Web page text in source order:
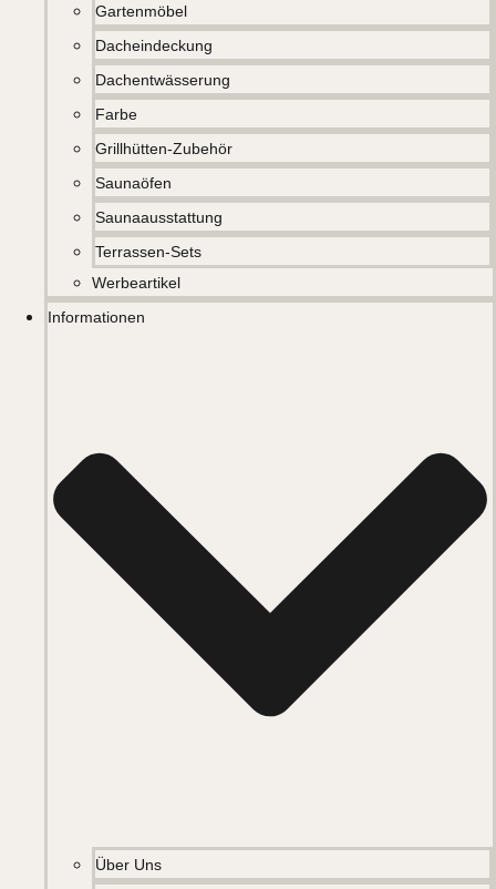
Gartenmöbel
Dacheindeckung
Dachentwässerung
Farbe
Grillhütten-Zubehör
Saunaöfen
Saunaausstattung
Terrassen-Sets
Werbeartikel
Informationen
Über Uns